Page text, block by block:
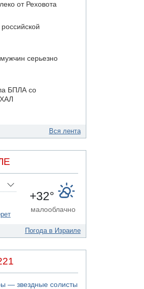
от Реховота
серьезно
БПЛА со
в хостеле
лишение
харедим
Вся лента
+32°
малооблачно
Погода в Израиле
— звездные солисты